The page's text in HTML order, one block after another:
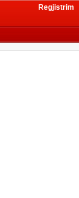
Regjistrim